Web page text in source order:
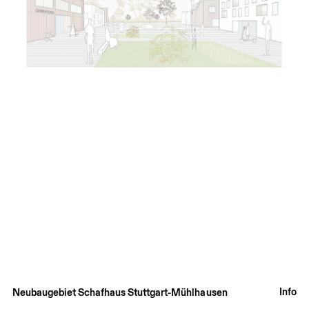
Neubaugebiet Schafhaus Stuttgart-Mühlhausen Info